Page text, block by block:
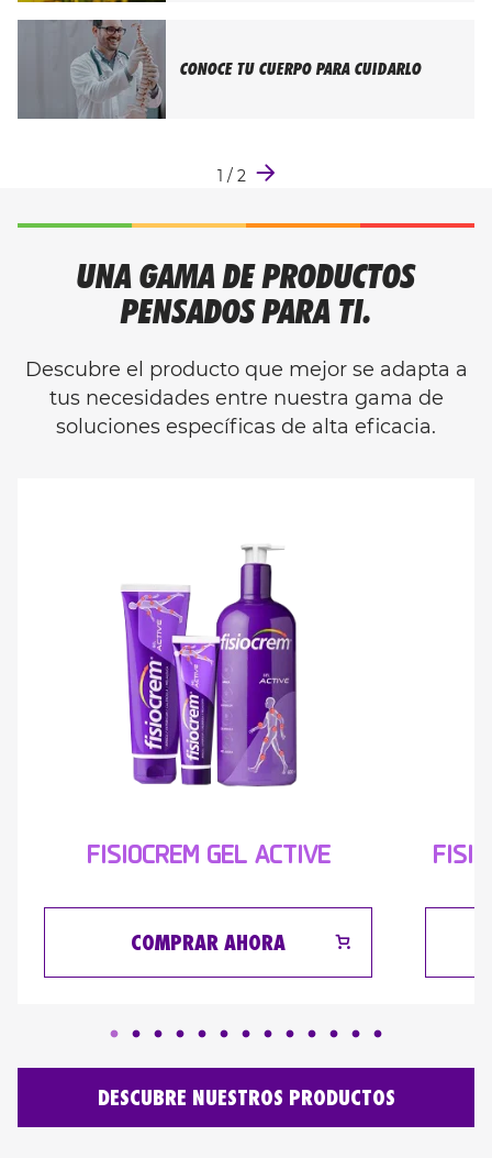
CONOCE TU CUERPO PARA CUIDARLO
1 / 2
UNA GAMA DE PRODUCTOS
PENSADOS PARA TI.
Descubre el producto que mejor se adapta a
tus necesidades entre nuestra gama de
soluciones específicas de alta eficacia.
FISIOCREM GEL ACTIVE
COMPRAR AHORA
DESCUBRE NUESTROS PRODUCTOS